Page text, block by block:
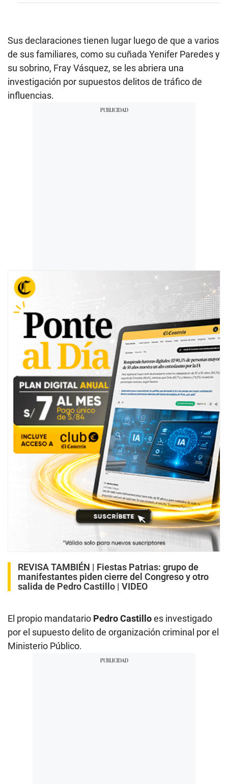
Sus declaraciones tienen lugar luego de que a varios
de sus familiares, como su cuñada Yenifer Paredes y
su sobrino, Fray Vásquez, se les abriera una
investigación por supuestos delitos de tráfico de
influencias.
REVISA TAMBIÉN | Fiestas Patrias: grupo de
manifestantes piden cierre del Congreso y otro
salida de Pedro Castillo | VIDEO
El propio mandatario Pedro Castilloes investigado
por el supuesto delito de organización criminal por el
Ministerio Público.